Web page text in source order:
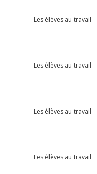
Les élèves au travail
Les élèves au travail
Les élèves au travail
Les élèves au travail